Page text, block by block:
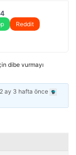
Reddit
dibe vurmayı
2 ay 3 hafta önce